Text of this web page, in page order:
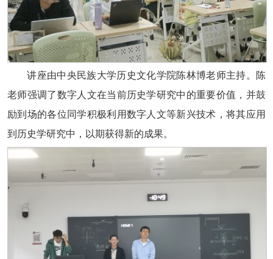
讲座由中央民族大学历史文化学院陈林博老师主持。陈
老师强调了数字人文在当前历史学研究中的重要价值，并鼓
励到场的各位同学积极利用数字人文等新兴技术，将其应用
到历史学研究中，以期获得新的成果。